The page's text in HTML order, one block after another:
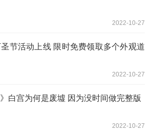
2022-10-27
圣节活动上线 限时免费领取多个外观道
2022-10-27
白宫为何是废墟 因为没时间做完整版
2022-10-27